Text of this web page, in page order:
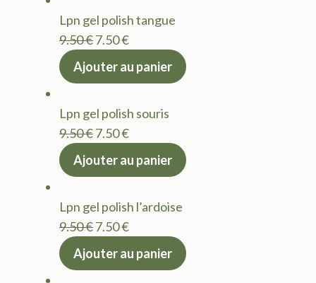
9.50 €.7.50 €.
Lpn gel polish tangue
9.50€Le
prix
9.50 €.
7.50€Le
actuel
7.50 €.
Ajouter au panier
Lpn gel polish souris
9.50€Le
prix
9.50 €.
7.50€Le
actuel
7.50 €.
Ajouter au panier
Lpn gel polish l’ardoise
9.50€Le
prix
7.50€Le
actuel
Ajouter au panier